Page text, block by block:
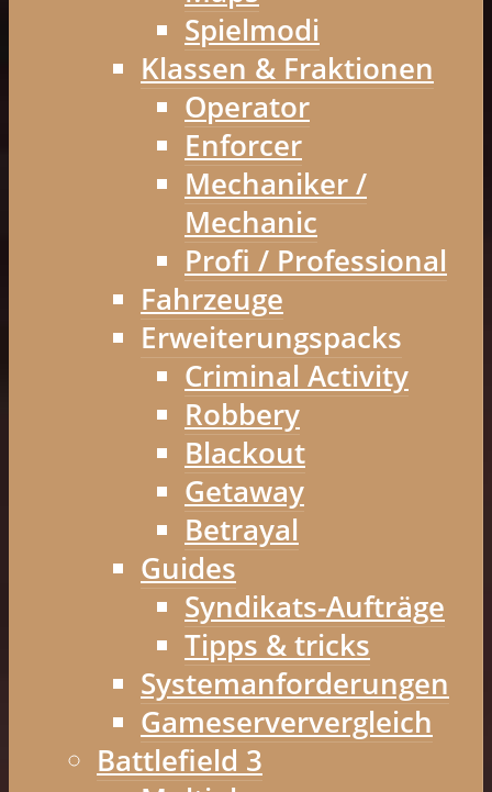
Spielmodi
Klassen & Fraktionen
Operator
Enforcer
Mechaniker /
Mechanic
Profi / Professional
Fahrzeuge
Erweiterungspacks
Criminal Activity
Robbery
Blackout
Getaway
Betrayal
Guides
Syndikats-Aufträge
Tipps & tricks
Systemanforderungen
Gameserververgleich
Battlefield 3